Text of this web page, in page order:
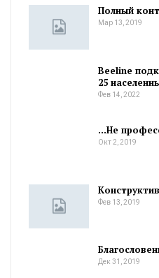
Полный
Мар 13, 2019
Beeline
25
Фев 14, 2022
…Не
Окт 2, 2019
Фев 13, 2019
Дек 31, 2019